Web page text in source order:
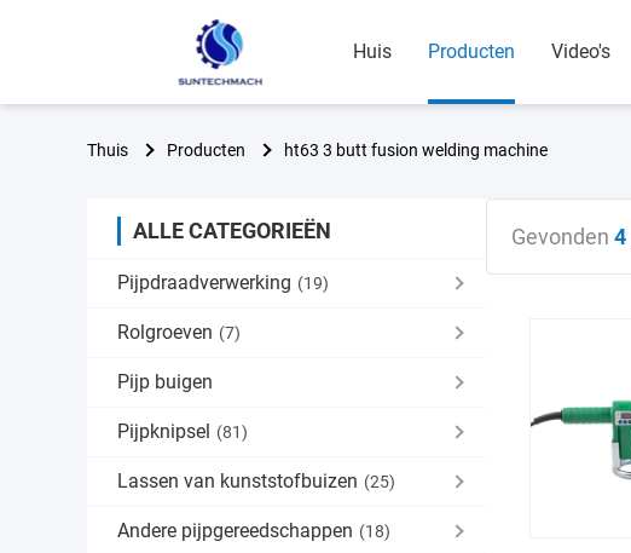
Huis Producten Video's
Thuis Producten ht63 3 butt fusion welding machine
ALLE CATEGORIEËN
Pijpdraadverwerking (19)
Rolgroeven (7)
Pijp buigen
Pijpknipsel (81)
Lassen van kunststofbuizen (25)
Andere pijpgereedschappen (18)
Gevonden 4